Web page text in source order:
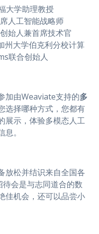
大学助理教授
人工智能战略师
始人兼首席技术官
州大学伯克利分校计算
联合创始人
加由Weaviate支持的多
选择哪种方式，您都有
展示，体验多模态人工
。
放松并结识来自全国各
会是与志同道合的数
佳机会，还可以品尝小